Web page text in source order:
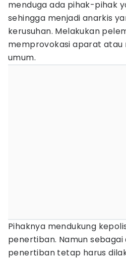
menduga ada pihak-pihak
sehingga menjadi anarkis
kerusuhan. Melakukan
memprovokasi aparat atau
umum.
Pihaknya mendukung
penertiban. Namun
penertiban tetap harus